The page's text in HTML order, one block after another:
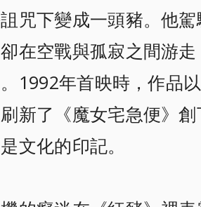
咒下變成一頭豬。他
在空戰與孤寂之間游
1992年首映時，作品
新了《魔女宅急便》
文化的印記。